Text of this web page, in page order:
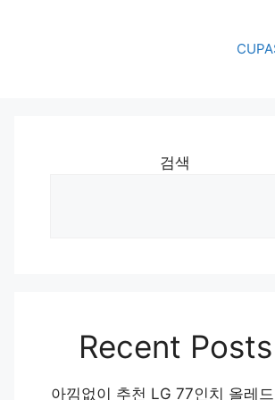
검색
Recent Posts
아낌없이 추천 LG 77인치 올레